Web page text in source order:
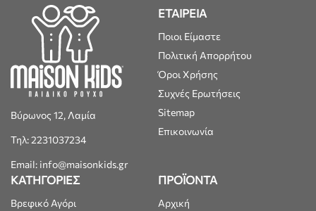
Βύρωνος 12, Λαμία
Τηλ: 2231037234
Email: info@maisonkids.gr
ΕΤΑΙΡΕΙΑ
Ποιοι Είμαστε
Πολιτική Απορρήτου
Όροι Χρήσης
Συχνές Ερωτήσεις
Sitemap
Επικοινωνία
ΚΑΤΗΓΟΡΙΕΣ
Βρεφικό Αγόρι
ΠΡΟΪΟΝΤΑ
Αρχική